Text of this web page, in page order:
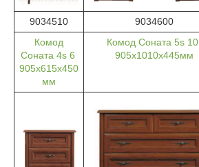
9034510 9034600
Комод
Соната 4s 6
905х615х450
мм
Комод Соната 5s 10
905х1010х445мм